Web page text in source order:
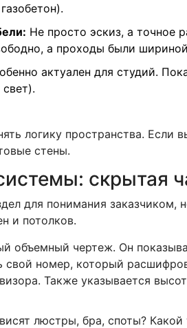
Не просто эскиз, а точное
а проходы были
актуален для студий.
логику пространства. Если
стены.
скрытая
для понимания заказчиком,
и потолков.
объемный чертеж. Он
свой номер, который
Также указывается
люстры, бра, споты?